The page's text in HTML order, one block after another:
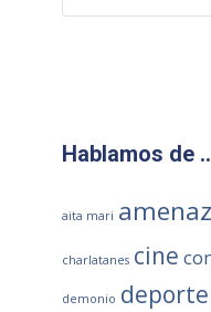
Hablamos de
aita mari
charlatanes cine
demonio deporte